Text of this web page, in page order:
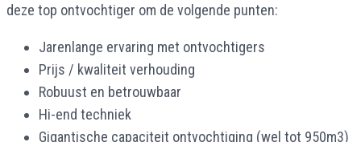
deze top ontvochtiger om de volgende punten:
Jarenlange ervaring met ontvochtigers
Prijs / kwaliteit verhouding
Robuust en betrouwbaar
Hi-end techniek
Gigantische capaciteit ontvochtiging (wel tot 950m3)